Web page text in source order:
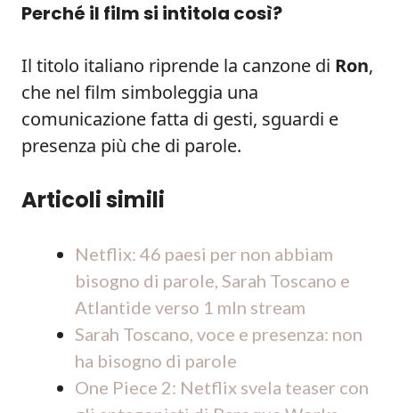
Perché il film si intitola così?
Il titolo italiano riprende la canzone di Ron,
che nel film simboleggia una
comunicazione fatta di gesti, sguardi e
presenza più che di parole.
Articoli simili
Netflix: 46 paesi per non abbiam
bisogno di parole, Sarah Toscano e
Atlantide verso 1 mln stream
Sarah Toscano, voce e presenza: non
ha bisogno di parole
One Piece 2: Netflix svela teaser con